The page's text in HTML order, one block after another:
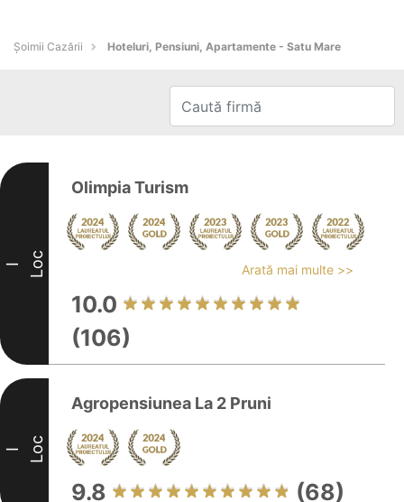
Șoimii Cazării Hoteluri, Pensiuni, Apartamente - Satu Mare
I Loc
Olimpia Turism
Arată mai multe >>
10.0
(106)
I Loc
Agropensiunea La 2 Pruni
9.8 (68)